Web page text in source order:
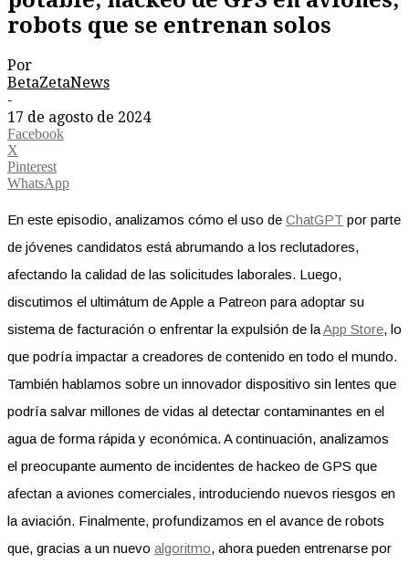
robots que se entrenan solos
Por
BetaZetaNews
-
17 de agosto de 2024
Facebook
X
Pinterest
WhatsApp
En este episodio, analizamos cómo el uso de ChatGPT por parte
de jóvenes candidatos está abrumando a los reclutadores,
afectando la calidad de las solicitudes laborales. Luego,
discutimos el ultimátum de Apple a Patreon para adoptar su
sistema de facturación o enfrentar la expulsión de laApp Store, lo
que podría impactar a creadores de contenido en todo el mundo.
También hablamos sobre un innovador dispositivo sin lentes que
podría salvar millones de vidas al detectar contaminantes en el
agua de forma rápida y económica. A continuación, analizamos
el preocupante aumento de incidentes de hackeo de GPS que
afectan a aviones comerciales, introduciendo nuevos riesgos en
la aviación. Finalmente, profundizamos en el avance de robots
que, gracias a un nuevo algoritmo, ahora pueden entrenarse por